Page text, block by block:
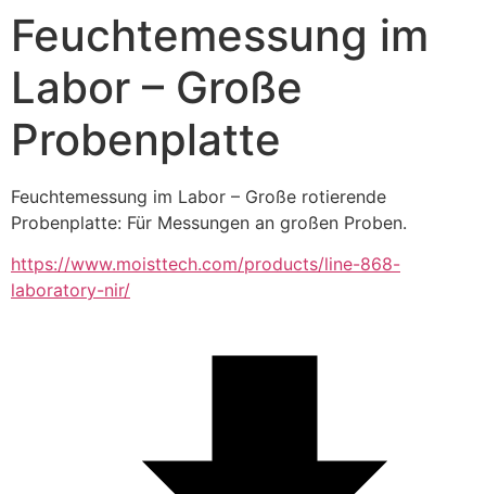
Feuchtemessung im
Labor – Große
Probenplatte
Feuchtemessung im Labor – Große rotierende
Probenplatte: Für Messungen an großen Proben.
https://www.moisttech.com/products/line-868-
laboratory-nir/